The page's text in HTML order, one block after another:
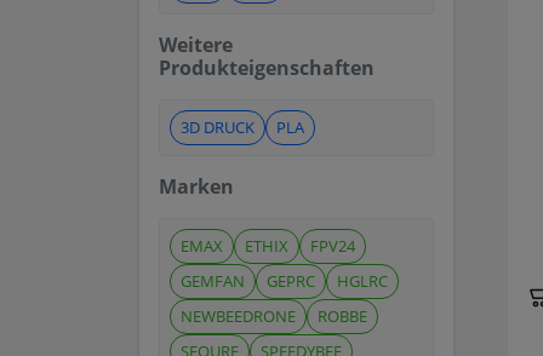
Weitere
Produkteigenschaften
3D DRUCK PLA
Marken
EMAX ETHIX
FPV24
GEMFAN
GEPRC
HGLRC
NEWBEEDRONE
ROBBE
SEQURE
SPEEDYBEE